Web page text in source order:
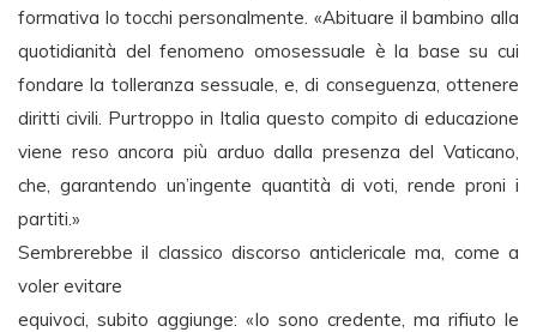
formativa lo tocchi personalmente. «Abituare il bambino alla
quotidianità del fenomeno omosessuale è la base su cui
fondare la tolleranza sessuale, e, di conseguenza, ottenere
diritti civili. Purtroppo in Italia questo compito di educazione
viene reso ancora più arduo dalla presenza del Vaticano,
che, garantendo un’ingente quantità di voti, rende proni i
partiti.»
Sembrerebbe il classico discorso anticlericale ma, come a
voler evitare
equivoci, subito aggiunge: «Io sono credente, ma rifiuto le